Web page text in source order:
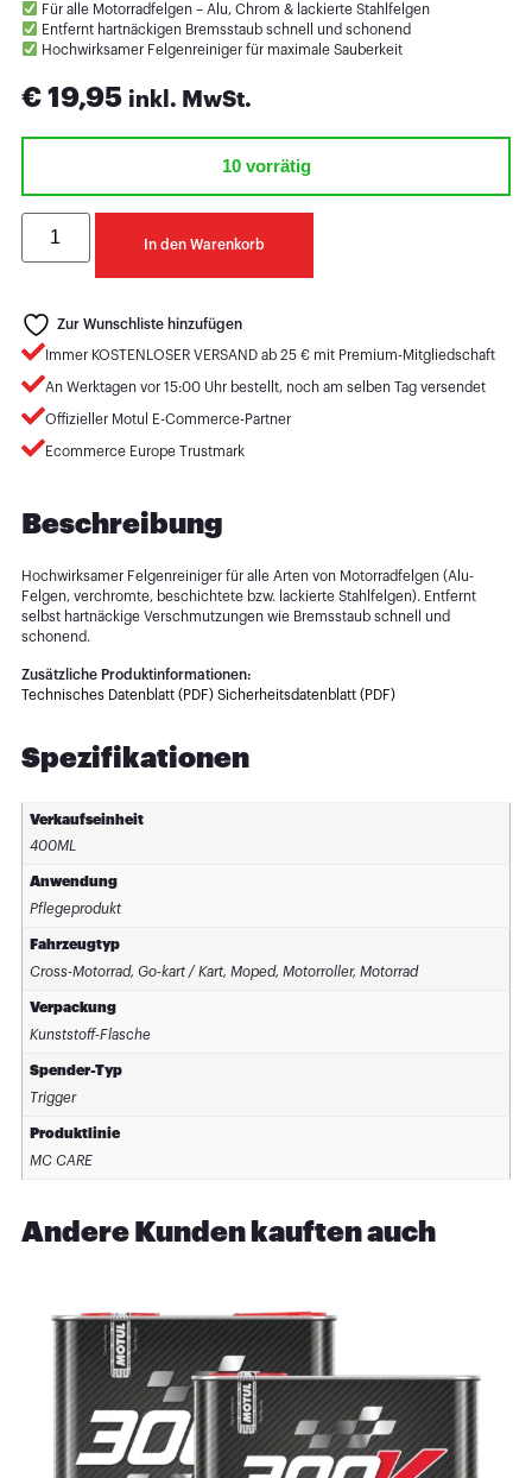
Für alle Motorradfelgen – Alu, Chrom & lackierte Stahlfelgen
Entfernt hartnäckigen Bremsstaub schnell und schonend
Hochwirksamer Felgenreiniger für maximale Sauberkeit
€19,95 inkl. MwSt.
10 vorrätig
In den Warenkorb
Zur Wunschliste hinzufügen
Immer KOSTENLOSER VERSAND ab 25 € mit Premium-Mitgliedschaft
An Werktagen vor 15:00 Uhr bestellt, noch am selben Tag versendet
Offizieller Motul E-Commerce-Partner
Ecommerce Europe Trustmark
Beschreibung
Hochwirksamer Felgenreiniger für alle Arten von Motorradfelgen (Alu-
Felgen, verchromte, beschichtete bzw. lackierte Stahlfelgen). Entfernt
selbst hartnäckige Verschmutzungen wie Bremsstaub schnell und
schonend.
Zusätzliche Produktinformationen:
Technisches Datenblatt (PDF) Sicherheitsdatenblatt (PDF)
Spezifikationen
Verkaufseinheit
400ML
Anwendung
Pflegeprodukt
Fahrzeugtyp
Cross-Motorrad, Go-kart / Kart, Moped, Motorroller, Motorrad
Verpackung
Kunststoff-Flasche
Spender-Typ
Trigger
Produktlinie
MC CARE
Andere Kunden kauften auch